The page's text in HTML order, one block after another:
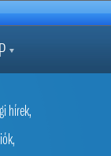
hírek,